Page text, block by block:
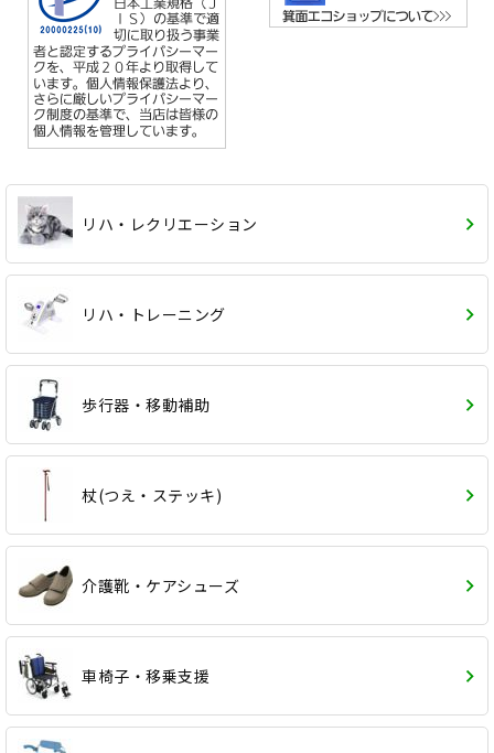
リハ・レクリエーション
リハ・トレーニング
歩行器・移動補助
杖(つえ・ステッキ)
介護靴・ケアシューズ
車椅子・移乗支援